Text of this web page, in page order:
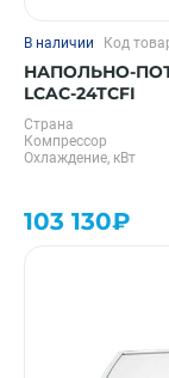
В наличии Код
НАПОЛЬНО-
LCAC-24TCFI
Страна
Компрессор
Охлаждение, кВт
103 130₽